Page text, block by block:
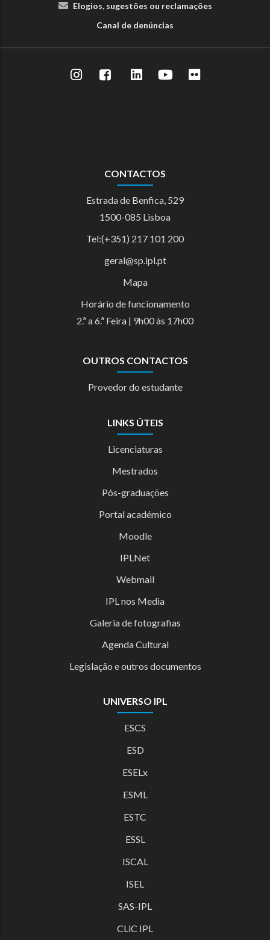
Elogios, sugestões ou reclamações
Canal de denúncias
CONTACTOS
Estrada de Benfica, 529
1500-085 Lisboa
Tel:(+351) 217 101 200
geral@sp.ipl.pt
Mapa
Horário de funcionamento
2.ª a 6.ª Feira | 9h00 às 17h00
OUTROS CONTACTOS
Provedor do estudante
LINKS ÚTEIS
Licenciaturas
Mestrados
Pós-graduações
Portal académico
Moodle
IPLNet
Webmail
IPL nos Media
Galeria de fotografias
Agenda Cultural
Legislação e outros documentos
UNIVERSO IPL
ESCS
ESD
ESELx
ESML
ESTC
ESSL
ISCAL
ISEL
SAS-IPL
CLiC IPL